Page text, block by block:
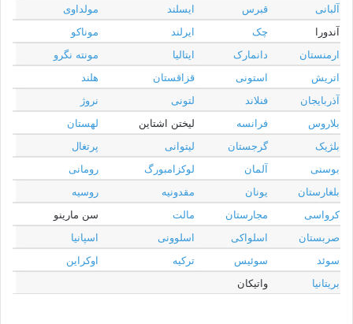
آلبانی
قبرس ایسلند
مولداوی
آندورا
چک ایرلند
موناکو
ارمنستان
دانمارک ایتالیا
مونته نگرو
اتریش
استونی قزاقستان
هلند
آذربایجان
فنلاند لتونی
نروژ
بلاروس
فرانسه لیختن اشتاین
لهستان
بلژیک
گرجستان لیتوانی
پرتغال
بوسنی
آلمان لوکزامبورگ
رومانی
بلغارستان
یونان مقدونیه
روسیه
کرواسی
مجارستان مالت
سن مارینو
صربستان
اسلواکی اسلوونی
اسپانیا
سوئد
سوئیس ترکیه
اوکراین
بریتانیا
واتیکان